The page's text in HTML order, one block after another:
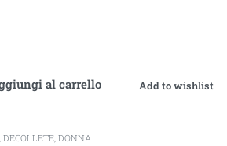
al carrello Add to wishlist
DECOLLETE DONNA